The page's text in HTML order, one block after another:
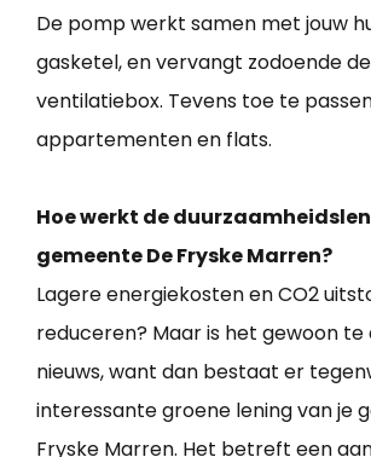
De pomp werkt samen met jouw
gasketel, en vervangt zodoende
ventilatiebox. Tevens toe te
appartementen en flats.
Hoe werkt de
gemeente De Fryske Marren?
Lagere energiekosten en CO2
reduceren? Maar is het gewoon te
nieuws, want dan bestaat er
interessante groene lening van je
Fryske Marren. Het betreft een